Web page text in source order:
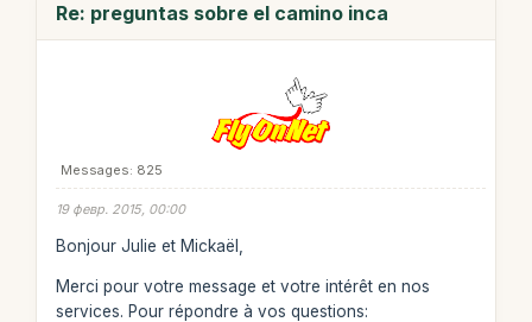
Re: preguntas sobre el camino inca
Messages: 825
19 февр. 2015, 00:00
Bonjour Julie et Mickaël,
Merci pour votre message et votre intérêt en nos
services. Pour répondre à vos questions: